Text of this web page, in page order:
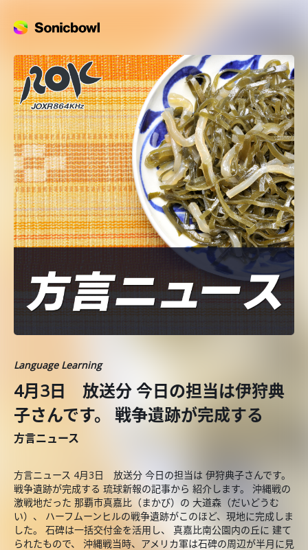
Language Learning
4月3日 放送分 今日の担当は伊狩典
子さんです。 戦争遺跡が完成する
方言ニュース
方言ニュース 4月3日 放送分 今日の担当は 伊狩典子さんです。
戦争遺跡が完成する 琉球新報の記事から 紹介します。 沖縄戦の
激戦地だった 那覇市真嘉比（まかび）の 大道森（だいどうむ
い）、 ハーフムーンヒルの戦争遺跡がこのほど、現地に完成しま
した。 石碑は一括交付金を活用し、 真嘉比南公園内の丘に 建て
られたもので、 沖縄戦当時、アメリカ軍は石碑の周辺が半月に見